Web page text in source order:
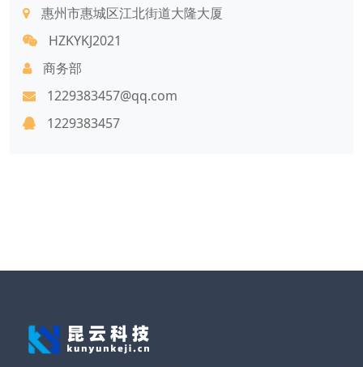
惠州市惠城区江北街道大隆大厦
HZKYKJ2021
商务部
1229383457@qq.com
1229383457